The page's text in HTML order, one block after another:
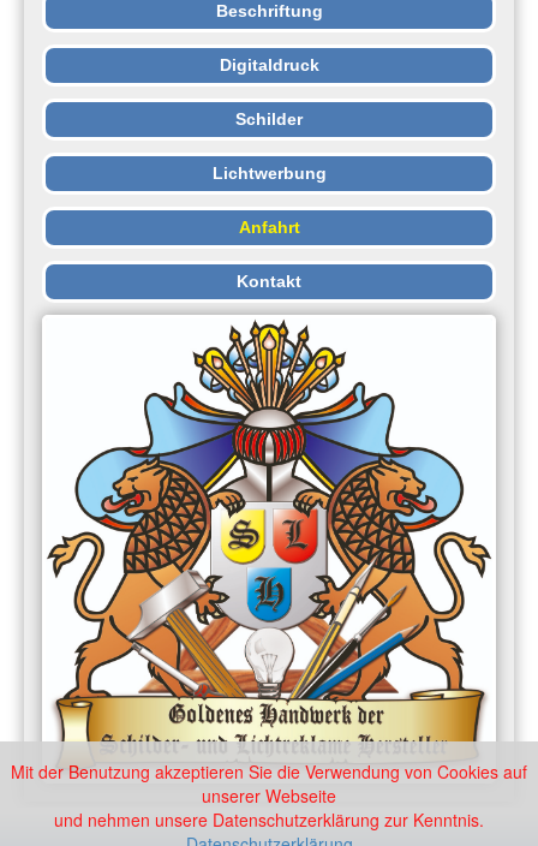
Beschriftung
Digitaldruck
Schilder
Lichtwerbung
Anfahrt
Kontakt
Mit der Benutzung akzeptieren Sie die Verwendung von Cookies auf
unserer Webseite
und nehmen unsere Datenschutzerklärung zur Kenntnis.